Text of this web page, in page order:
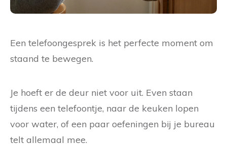
Een telefoongesprek is het perfecte moment om
staand te bewegen.
Je hoeft er de deur niet voor uit. Even staan
tijdens een telefoontje, naar de keuken lopen
voor water, of een paar oefeningen bij je bureau
telt allemaal mee.